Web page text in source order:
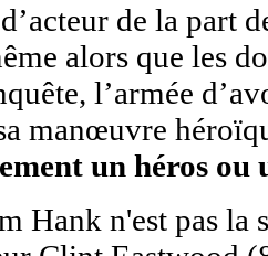
de la part
alors que les
l’armée
manœuvre
un héros ou
Hank n'est pas